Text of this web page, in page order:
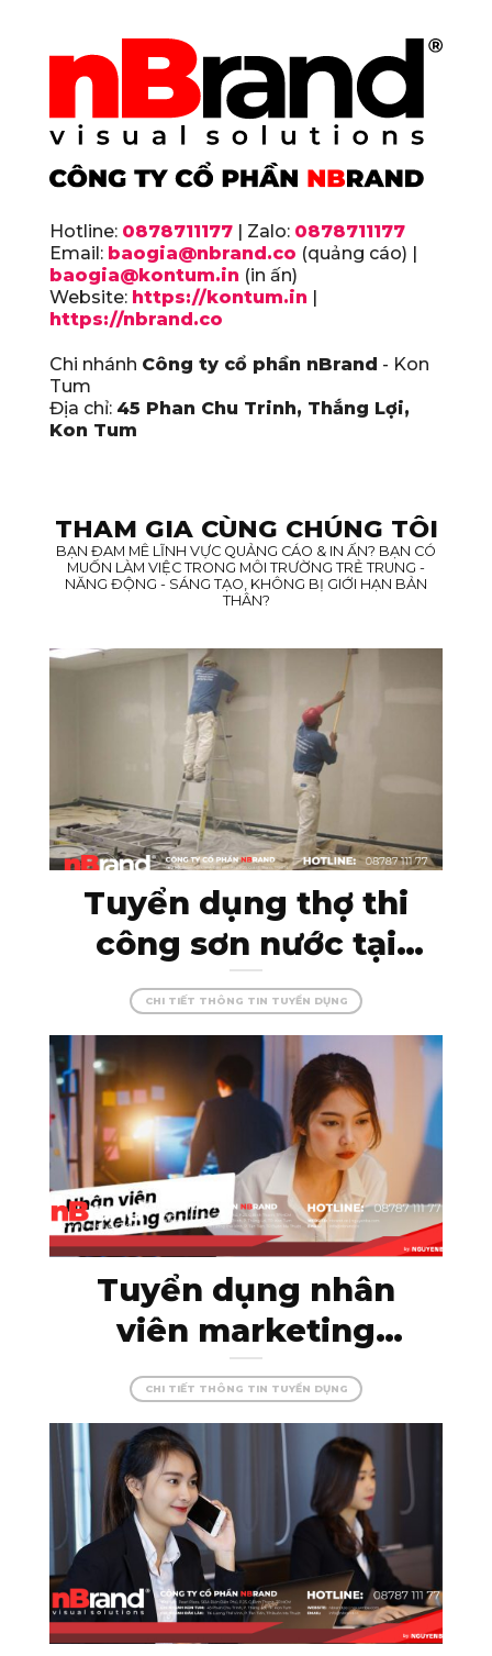
Hotline: 0878711177 | Zalo: 0878711177
Email: baogia@nbrand.co (quảng cáo) |
baogia@kontum.in (in ấn)
Website: https://kontum.in
https://nbrand.co
Chi nhánh Công ty cổ phần nBrand - Kon
Tum
Địa chỉ: 45 Phan Chu Trinh, Thắng Lợi,
Kon Tum
THAM GIA CÙNG CHÚNG TÔI
BẠN ĐAM MÊ LĨNH VỰC QUẢNG CÁO & IN ẤN? BẠN CÓ
MUỐN LÀM VIỆC TRONG MÔI TRƯỜNG TRẺ TRUNG -
NĂNG ĐỘNG - SÁNG TẠO, KHÔNG BỊ GIỚI HẠN BẢN
THÂN?
Tuyển dụng thợ thi
công sơn nước tại
Kon Tum – đam mê
cùng màu sắc, tạo
dựng những công
trình hoàn hảo!
CHI TIẾT THÔNG TIN TUYỂN DỤNG
Tuyển dụng nhân
viên marketing
online – thỏa sức
sáng tạo cùng
nBrand!
CHI TIẾT THÔNG TIN TUYỂN DỤNG